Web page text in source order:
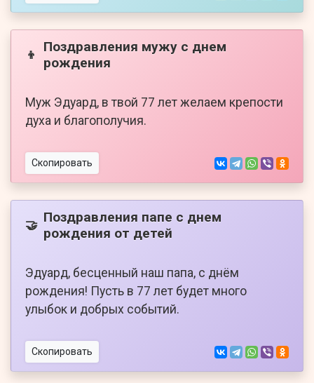
👦
Поздравления мужу с днем
рождения
Муж Эдуард, в твой 77 лет желаем крепости
духа и благополучия.
Скопировать
🤝 Поздравления папе с днем
рождения от детей
Эдуард, бесценный наш папа, с днём
рождения! Пусть в 77 лет будет много
улыбок и добрых событий.
Скопировать